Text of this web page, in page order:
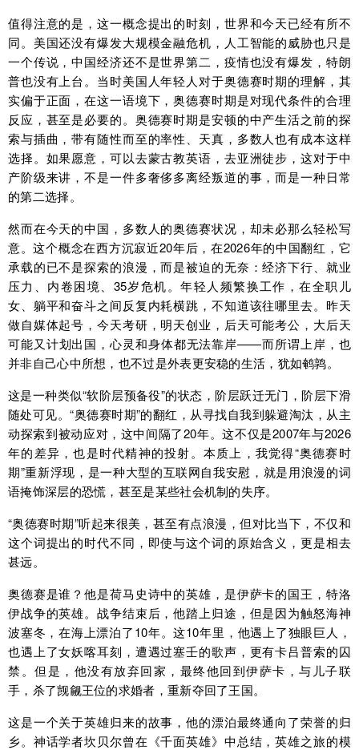
值得注意的是，这一概念提出的时刻，世界和今天已经有所不
同。美国还没有爆发大规模金融危机，人工智能的威胁也只是
一个传说，中国经济还不是世界第二，疫情也没有爆发，特朗
普也没有上台。当时美国人年轻人对于奥德赛时期的理解，其
实偏于正面，在这一语境下，奥德赛时期是对现代条件的合理
反应，甚至是必要的。奥德赛时期是安顿的中产生活之前的探
索与插曲，带有随性而至的率性、天真，多数人也有成本这样
选择。如果愿意，可以去蒙古教英语，去亚洲徒步，这对于中
产阶级来讲，不是一件多奢侈多离经叛道的事，而是一种日常
的第二选择。
然而在今天的中国，多数人的奥德赛状况，却未必那么轻松写
意。这个概念在西方沉寂近20年后，在2026年的中国翻红，它
承载的已不是探索的浪漫，而是被迫的无奈：经济下行、就业
压力、内卷困境、35岁危机。年轻人频繁换工作，在全职儿
女、躺平和奋斗之间反复内耗横跳，不知道该往哪里去。昨天
做自媒体起号，今天考研，明天创业，后天可能考公，大后天
可能又计划出国，心灵和身体都无法靠岸——而所谓上岸，也
并非自己心中所想，也不过是外表更安稳的生活，犹如鹌鹑。
这是一种类似“软阶层预备役”的状态，阶层跃迁无门，阶层下滑
随处可见。“奥德赛时期”的翻红，从寻找自我到躲避淘汰，从主
动探索到被动应对，这中间隔了20年。这不仅是2007年与2026
年的差异，也是时代精神的投射。本质上，我觉得“奥德赛时
期”重新浮现，是一种大型的互联网自我安慰，就是用浪漫的词
语掩饰深层的恐慌，甚至是某些社会机制的失序。
“奥德赛时期”听起来很美，甚至有点浪漫，但对比当下，不仅和
这个词提出的时代不同，即使与这个词的原始含义，更是相去
甚远。
奥德赛是谁？他是荷马史诗中的英雄，是伊萨卡的国王，特洛
伊战争的英雄。战争结束后，他踏上归途，但是因为触怒海神
波塞冬，在海上漂泊了10年。这10年里，他遇上了独眼巨人，
也遇上了女妖喀耳刻，遭遇过塞壬的歌声，更有卡吕普索的囚
禁。但是，他没有放弃回家，最终他回到伊萨卡，与儿子联
手，杀了觊觎王位的求婚者，重新夺回了王国。
这是一个关于英雄归来的故事，他的漂泊最终通向了荣誉的归
乡。神话学者坎贝尔曾在《千面英雄》中总结，英雄之旅的模